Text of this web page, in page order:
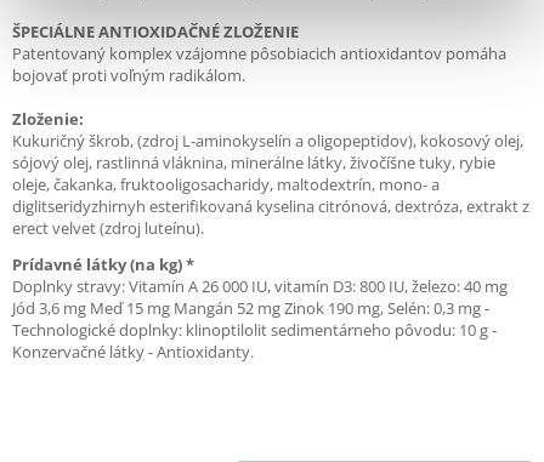
ŠPECIÁLNE ANTIOXIDAČNÉ ZLOŽENIE
Patentovaný komplex vzájomne pôsobiacich antioxidantov pomáha
bojovať proti voľným radikálom.
Zloženie:
Kukuričný škrob, (zdroj L-aminokyselín a oligopeptidov), kokosový olej,
sójový olej, rastlinná vláknina, minerálne látky, živočíšne tuky, rybie
oleje, čakanka, fruktooligosacharidy, maltodextrín, mono- a
diglitseridyzhirnyh esterifikovaná kyselina citrónová, dextróza, extrakt z
erect velvet (zdroj luteínu).
Prídavné látky (na kg) *
Doplnky stravy: Vitamín A 26 000 IU, vitamín D3: 800 IU, železo: 40 mg
Jód 3,6 mg Meď 15 mg Mangán 52 mg Zinok 190 mg, Selén: 0,3 mg -
Technologické doplnky: klinoptilolit sedimentárneho pôvodu: 10 g -
Konzervačné látky - Antioxidanty.